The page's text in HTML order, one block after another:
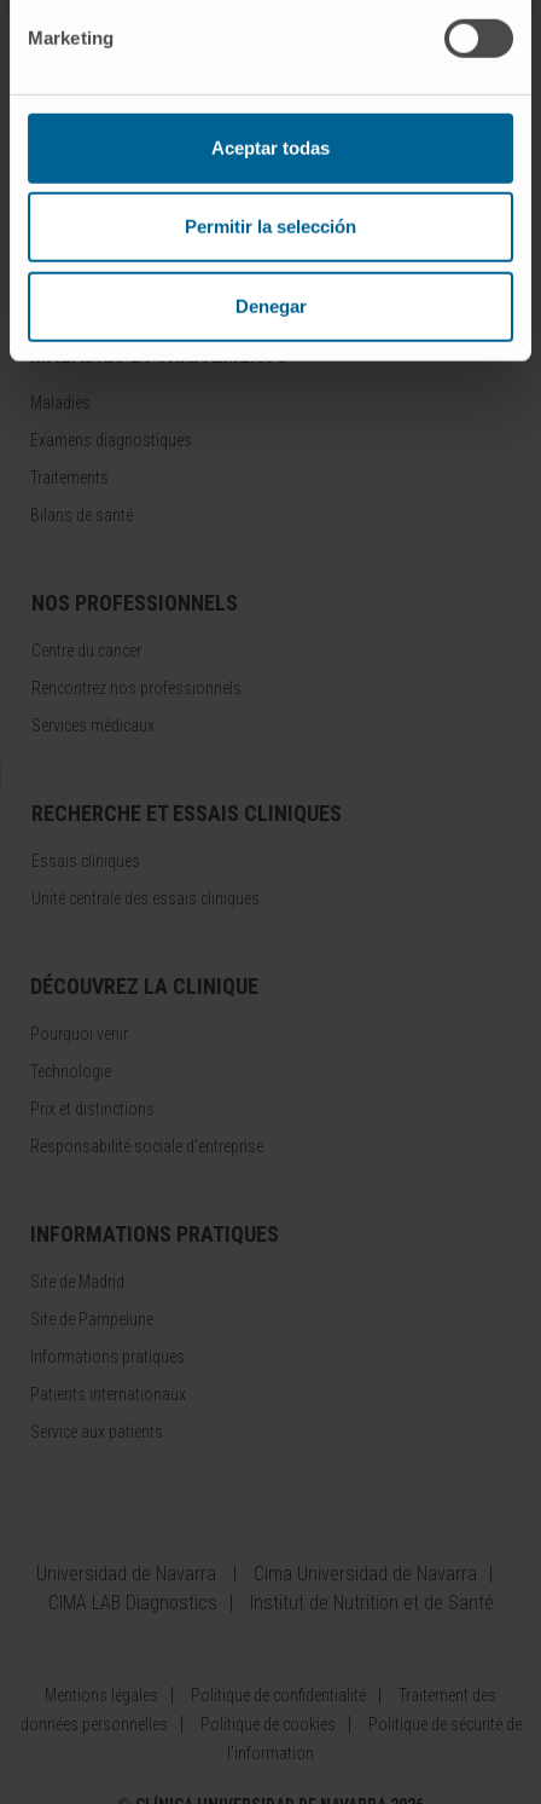
Marketing
Aceptar todas
Permitir la selección
Denegar
Rejoignez notre communauté !
S’ABONNER
MALADIES ET TRAITEMENTS
Maladies
Examens diagnostiques
Traitements
Bilans de santé
NOS PROFESSIONNELS
Centre du cancer
Rencontrez nos professionnels
Services médicaux
RECHERCHE ET ESSAIS CLINIQUES
Essais cliniques
Unité centrale des essais cliniques
DÉCOUVREZ LA CLINIQUE
Pourquoi venir
Technologie
Prix et distinctions
Responsabilité sociale d'entreprise
INFORMATIONS PRATIQUES
Site de Madrid
Site de Pampelune
Informations pratiques
Patients internationaux
Service aux patients
Universidad de Navarra
Cima Universidad de Navarra
CIMA LAB Diagnostics
Institut de Nutrition et de Santé
Mentions légales Politique de confidentialité
Traitement des
données personnelles
Politique de cookies
Politique de sécurité de
l’information